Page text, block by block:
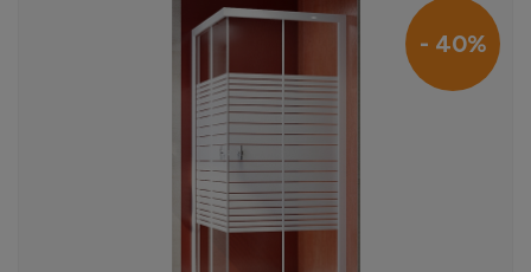
- 40%